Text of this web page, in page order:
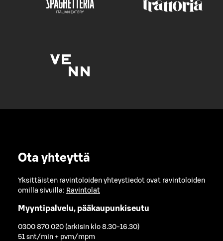
Ota yhteyttä
Yksittäisten ravintoloiden yhteystiedot ovat ravintoloiden
omilla sivuilla: Ravintolat
Myyntipalvelu, pääkaupunkiseutu
0300 870 020 (arkisin klo 8.30-16.30)
51 snt/min + pvm/mpm